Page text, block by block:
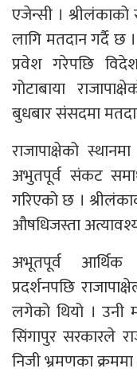
एजेन्सी ।
लागि मतदान गर्दै छ
प्रवेश गरेपछि
गोटाबाया
बुधबार संसदमा
राजापाक्षेको
अभुतपूर्व संकट
गरिएको छ ।
औषधिजस्ता
अभूतपूर्व
प्रदर्शनपछि
लगेको थियो । उनी
सिंगापुर सरकारले
निजी भ्रमणका